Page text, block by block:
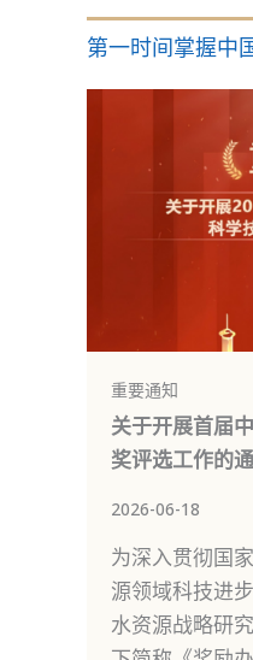
第一时间掌握中
重要通知
关于开展首届
奖评选工作的
2026-06-18
为深入贯彻国
源领域科技进
水资源战略研